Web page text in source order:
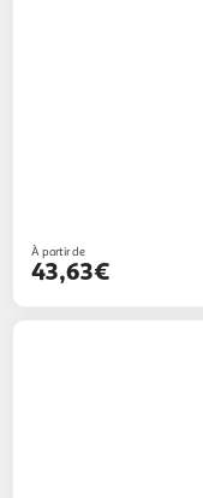
À partir de
43,63€